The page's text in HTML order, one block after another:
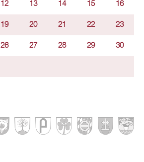
12 13 14 15 16
19 20 21 22 23
26 27 28 29 30